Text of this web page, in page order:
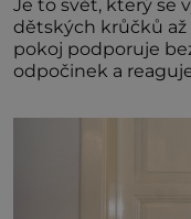
Je to svět, který se
dětských krůčků až
pokoj podporuje
odpočinek a
jednoduchost,